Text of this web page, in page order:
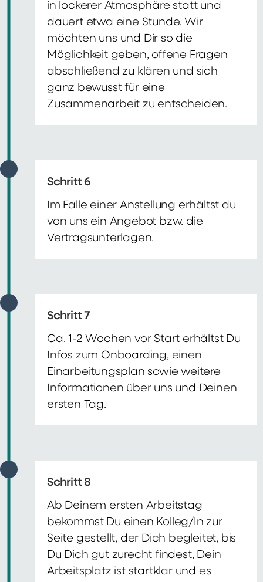
in lockerer Atmosphäre statt und
dauert etwa eine Stunde. Wir
möchten uns und Dir so die
Möglichkeit geben, offene Fragen
abschließend zu klären und sich
ganz bewusst für eine
Zusammenarbeit zu entscheiden.
Schritt 6
Im Falle einer Anstellung erhältst du
von uns ein Angebot bzw. die
Vertragsunterlagen.
Schritt 7
Ca. 1-2 Wochen vor Start erhältst Du
Infos zum Onboarding, einen
Einarbeitungsplan sowie weitere
Informationen über uns und Deinen
ersten Tag.
Schritt 8
Ab Deinem ersten Arbeitstag
bekommst Du einen Kolleg/In zur
Seite gestellt, der Dich begleitet, bis
Du Dich gut zurecht findest, Dein
Arbeitsplatz ist startklar und es